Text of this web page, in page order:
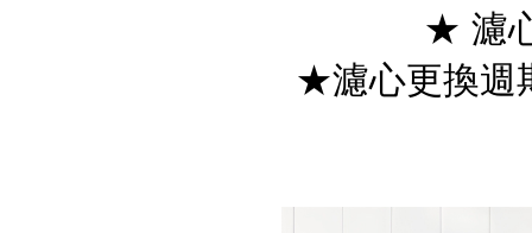
★ 濾
★濾心更換週